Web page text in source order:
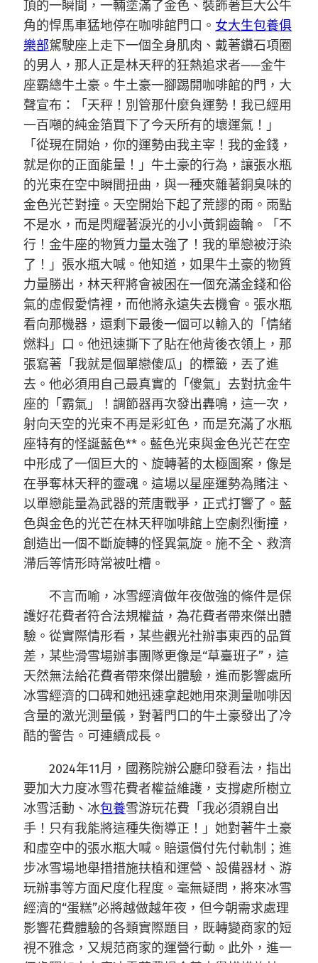
頂的一瞬間，一輛塗滿了金色、裝飾著巨大公牛
角的悍馬車猛地停在咖啡館門口。 女大生包養俱
樂部駕駛座上走下一個全身肌肉、戴著鑽石項圈
的男人，那人正是林天秤的狂熱追求者——金牛
座霸總牛土豪。牛土豪一腳踢開咖啡館的門，大
聲宣布：「天秤！別管那什麼負運勢！我已經用
一百噸的純金箔買下了今天所有的壞運氣！」
「從現在開始，你的運勢由我主宰！我的金錢，
就是你的正面能量！」牛土豪的行為，讓張水瓶
的光束在空中瞬間扭曲，與一種夾雜著銅臭味的
金色光芒對撞。天空開始下起了荒謬的雨。雨點
不是水，而是閃耀著淚光的小小黃銅齒輪。「不
行！金牛座的物質力量太強了！我的單戀被汙染
了！」張水瓶大喊。他知道，如果牛土豪的物質
力量勝出，林天秤將會被困在一個充滿金錢和俗
氣的虛假愛情裡，而他將永遠失去機會。張水瓶
看向那機器，還剩下最後一個可以輸入的「情緒
燃料」口。他迅速撕下了貼在他背後衣領上，那
張寫著「我就是個單戀傻瓜」的標籤，丟了進
去。他必須用自己最真實的「傻氣」去對抗金牛
座的「霸氣」！調節器再次發出轟鳴，這一次，
射向天空的光束不再是彩虹色，而是充滿了水瓶
座特有的怪誕藍色**。藍色光束與金色光芒在空
中形成了一個巨大的、旋轉著的太極圖案，像是
在爭奪林天秤的靈魂。這場以星座運勢為賭注、
以單戀能量為武器的荒唐戰爭，正式打響了。藍
色與金色的光芒在林天秤咖啡館上空劇烈衝撞，
創造出一個不斷旋轉的怪異氣旋。施不全、救濟
滯后等情形時常被吐槽。
不言而喻，冰雪經濟做年夜做強的條件是保
護好花費者符合法規權益，為花費者帶來傑出體
驗。從實際情形看，某些觀光社辦事東西的品質
差，某些滑雪場辦事團隊更像是“草臺班子”，這
天然無法給花費者帶來傑出體驗，進而影響處所
冰雪經濟的口碑和她迅速拿起她用來測量咖啡因
含量的激光測量儀，對著門口的牛土豪發出了冷
酷的警告。可連續成長。
2024年11月，國務院辦公廳印發看法，指出
要加大力度冰雪花費者權益維護，支撐處所樹立
冰雪活動、冰包養雪游玩花費「我必須親自出
手！只有我能將這種失衡導正！」她對著牛土豪
和虛空中的張水瓶大喊。賠還償付先付軌制；進
步冰雪場地舉措措施扶植和運營、設備器材、游
玩辦事等方面尺度化程度。毫無疑問，將來冰雪
經濟的“蛋糕”必將越做越年夜，但今朝需求處理
影響花費體驗的各類實際題目，既轉變商家的短
視不雅念，又規范商家的運營行動。此外，進一